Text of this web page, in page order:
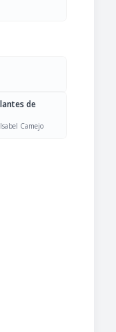
de
Camejo